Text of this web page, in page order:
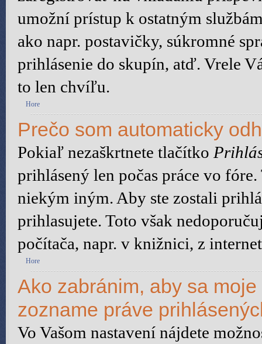
umožní prístup k ostatným
ako napr. postavičky, súkromné
prihlásenie do skupín, atď. Vrele
to len chvíľu.
Hore
Prečo som automaticky
Pokiaľ nezaškrtnete tlačítko
prihlásený len počas práce vo
niekým iným. Aby ste zostali
prihlasujete. Toto však
počítača, napr. v knižnici, z
Hore
Ako zabránim, aby sa
zozname práve
Vo Vašom nastavení nájdete